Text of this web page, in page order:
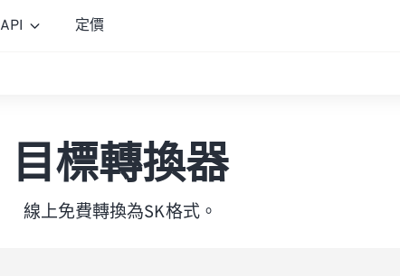
API 定價
目標轉換器
線上免費轉換為SK格式。